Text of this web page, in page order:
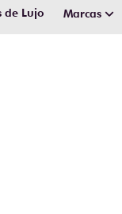
de Lujo Marcas